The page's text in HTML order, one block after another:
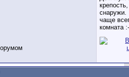
снаружи.
чаще
комната